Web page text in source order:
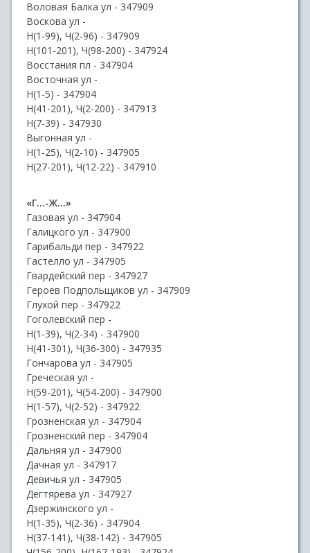
Воловая Балка ул - 347909
Воскова ул -
Н(1-99), Ч(2-96) - 347909
Н(101-201), Ч(98-200) - 347924
Восстания пл - 347904
Восточная ул -
Н(1-5) - 347904
Н(41-201), Ч(2-200) - 347913
Н(7-39) - 347930
Выгонная ул -
Н(1-25), Ч(2-10) - 347905
Н(27-201), Ч(12-22) - 347910
«Г...-Ж...»
Газовая ул - 347904
Галицкого ул - 347900
Гарибальди пер - 347922
Гастелло ул - 347905
Гвардейский пер - 347927
Героев Подпольщиков ул - 347909
Глухой пер - 347922
Гоголевский пер -
Н(1-39), Ч(2-34) - 347900
Н(41-301), Ч(36-300) - 347935
Гончарова ул - 347905
Греческая ул -
Н(59-201), Ч(54-200) - 347900
Н(1-57), Ч(2-52) - 347922
Грозненская ул - 347904
Грозненский пер - 347904
Дальняя ул - 347900
Дачная ул - 347917
Девичья ул - 347905
Дегтярева ул - 347927
Дзержинского ул -
Н(1-35), Ч(2-36) - 347904
Н(37-141), Ч(38-142) - 347905